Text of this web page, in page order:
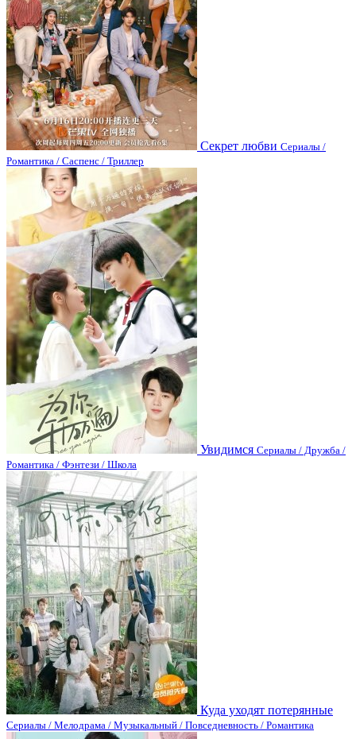
Секрет любви Сериалы /
Романтика / Саспенс / Триллер
Увидимся Сериалы / Дружба /
Романтика / Фэнтези / Школа
Куда уходят потерянные
Сериалы / Мелодрама / Музыкальный / Повседневность / Романтика